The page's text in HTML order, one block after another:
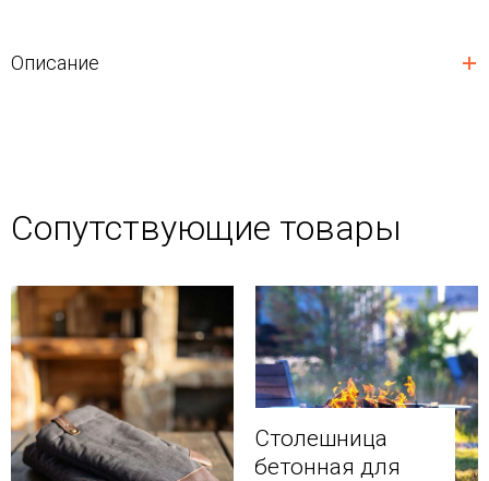
Описание
Сопутствующие товары
Столешница
бетонная для